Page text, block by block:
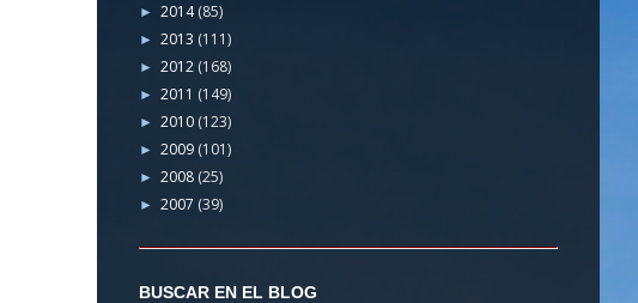
► 2014(85)
► 2013 (111)
► 2012 (168)
► 2011 (149)
► 2010 (123)
► 2009 (101)
► 2008 (25)
► 2007 (39)
BUSCAR EN EL BLOG